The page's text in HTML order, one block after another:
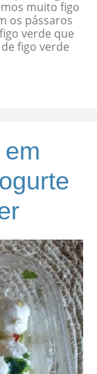
muito figo
os pássaros
verde que
figo verde